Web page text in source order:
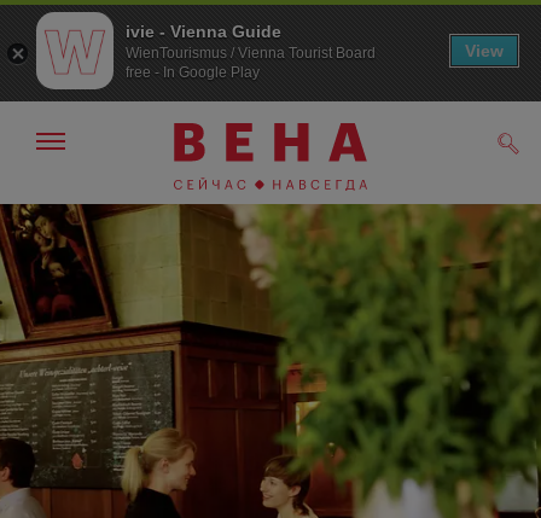
К
навигации
К
содержанию
Показать/
навигации
ivie - Vienna Guide
WienTourismus / Vienna Tourist Board
free - In Google Play
View